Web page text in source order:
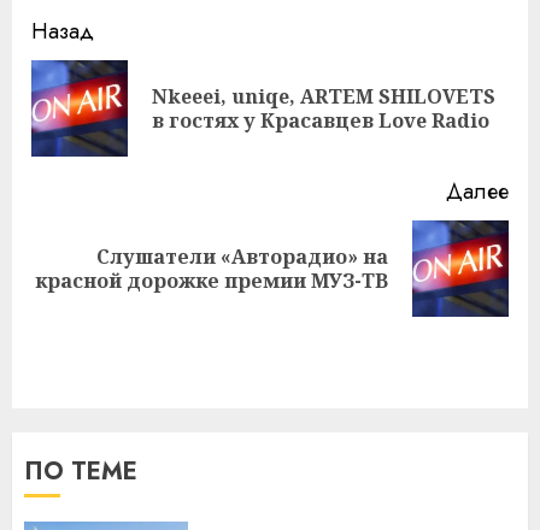
Навигация
записи
Назад
Nkeeei, uniqe, ARTEM SHILOVETS
в гостях у Красавцев Love Radio
Далее
Следующая
запись:
Слушатели «Авторадио» на
красной дорожке премии МУЗ-ТВ
ПО ТЕМЕ